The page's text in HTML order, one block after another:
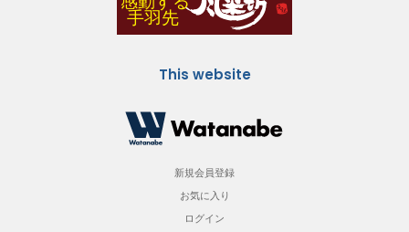
This website
新規会員登録
お気に入り
ログイン